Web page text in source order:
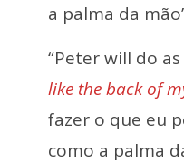
a palma da
“Peter will do as
like the back of
fazer o que eu
como a palma